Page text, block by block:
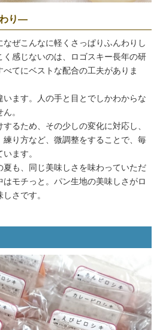
り―
ぜこんなに軽くさっぱりふんわりし
く感じないのは、ロゴスキー長年の研
てにベストな配合の工夫がありま
ます。人の手と目とでしかわからな
。
るため、その少しの変化に対応し、
り方など、微調整をすることで、毎
ます。
夏も、同じ美味しさを味わっていただ
モチっと。パン生地の美味しさがロ
さです。